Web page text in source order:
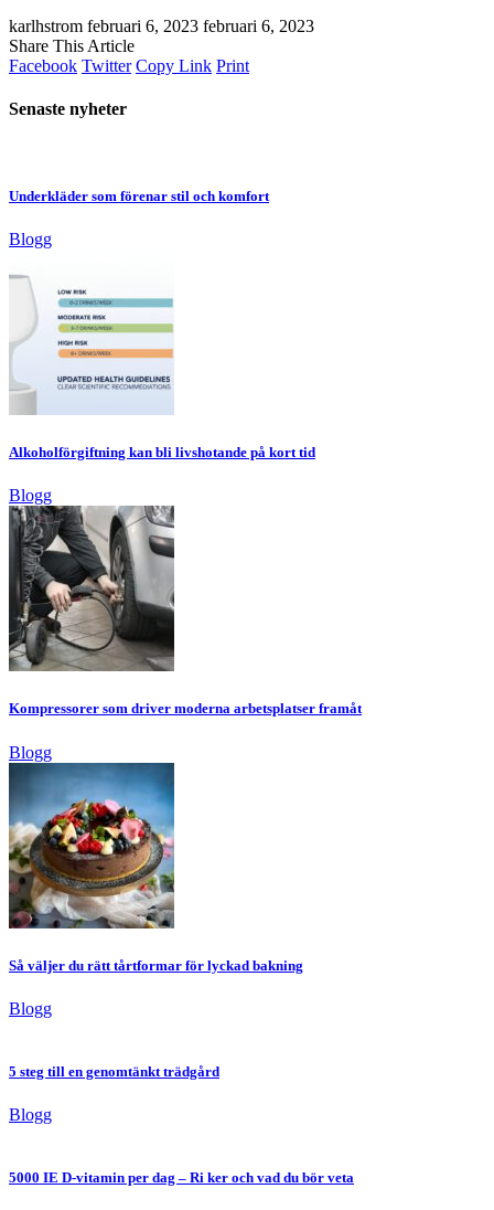
karlhstrom februari 6, 2023 februari 6, 2023
Share This Article
Facebook Twitter Copy Link Print
Senaste nyheter
Underkläder som förenar stil och komfort
Blogg
Alkoholförgiftning kan bli livshotande på kort tid
Blogg
Kompressorer som driver moderna arbetsplatser framåt
Blogg
Så väljer du rätt tårtformar för lyckad bakning
Blogg
5 steg till en genomtänkt trädgård
Blogg
5000 IE D-vitamin per dag – Ri ker och vad du bör veta